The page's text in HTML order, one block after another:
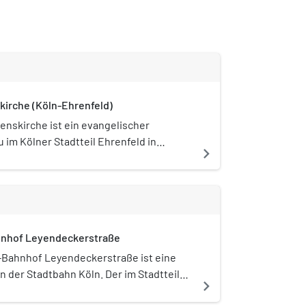
(Köln-Ehrenfeld)
ist ein evangelischer
im Kölner Stadtteil Ehrenfeld in
navigate_next
Leyendeckerstraße
Bahnhof Leyendeckerstraße ist eine
der Stadtbahn Köln. Der im Stadtteil
navigate_next